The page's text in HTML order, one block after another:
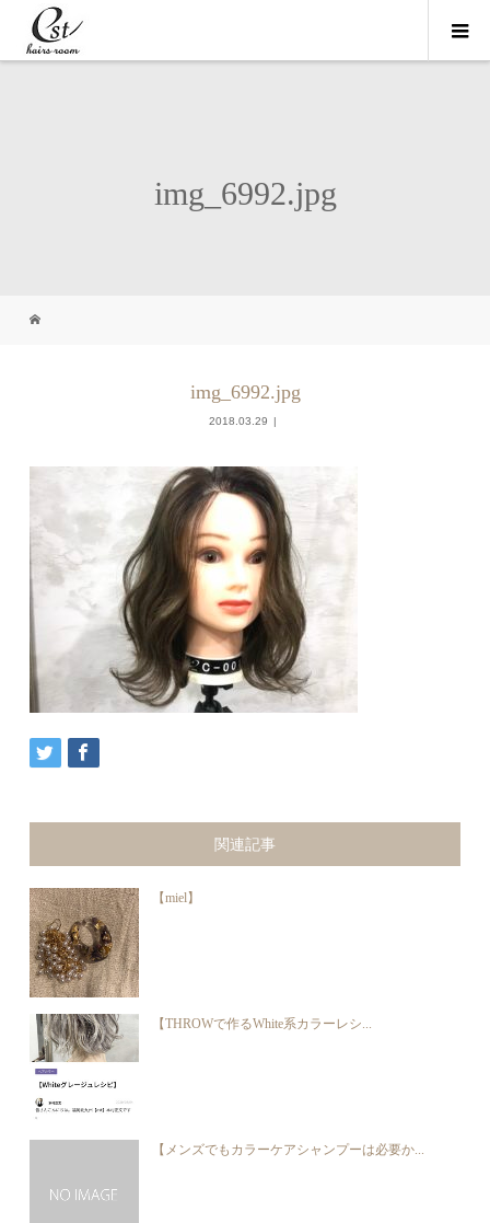
img_6992.jpg
img_6992.jpg
2018.03.29
関連記事
【miel】
【THROWで作るWhite系カラーレシ...
【メンズでもカラーケアシャンプーは必要か...